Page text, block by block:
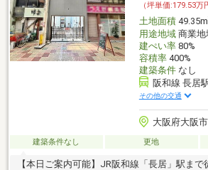
（坪単価:179.53万
土地面積49.35m
用途地域商業地
建ぺい率80%
容積率400%
建築条件なし
阪和線 長居
その他の交通
大阪府大阪
建築条件なし 更地
【本日ご案内可能】JR阪和線「長居」駅まで